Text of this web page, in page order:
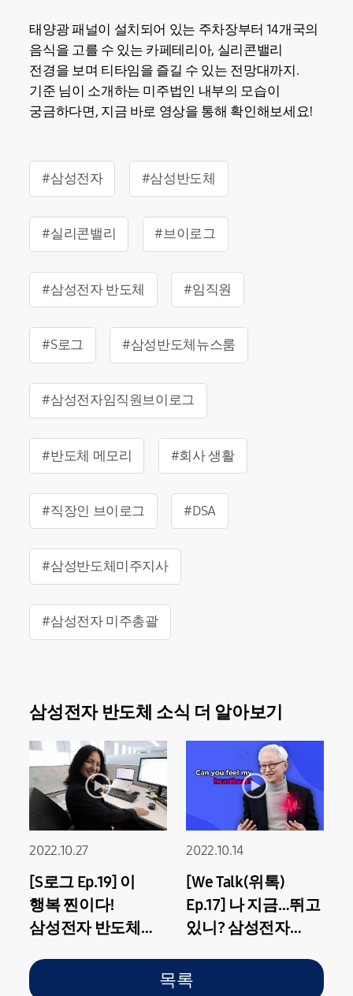
태양광 패널이 설치되어 있는 주차장부터 14개국의
음식을 고를 수 있는 카페테리아, 실리콘밸리
전경을 보며 티타임을 즐길 수 있는 전망대까지.
기준 님이 소개하는 미주법인 내부의 모습이
궁금하다면, 지금 바로 영상을 통해 확인해보세요!
#삼성전자 #삼성반도체
#실리콘밸리 #브이로그
#삼성전자 반도체 #임직원
#S로그 #삼성반도체뉴스룸
#삼성전자임직원브이로그
#반도체 메모리 #회사 생활
#직장인 브이로그 #DSA
#삼성반도체미주지사
#삼성전자 미주총괄
삼성전자 반도체 소식 더 알아보기
2022.10.27
[S로그 Ep.19] 이
행복 찐이다!
삼성전자 반도체
담당자가 말하는
2022.10.14
[We Talk(위톡)
Ep.17] 나 지금…뛰고
있니? 삼성전자
가슴 뛰게 한 ‘이것’
목록